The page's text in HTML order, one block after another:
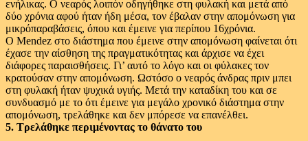
ενήλικας. Ο νεαρός λοιπόν οδηγήθηκε στη φυλακή και μετά από
δύο χρόνια αφού ήταν ήδη μέσα, τον έβαλαν στην απομόνωση για
μικρόπαραβάσεις, όπου και έμεινε για περίπου 16χρόνια.
Ο Mendez στο διάστημα που έμεινε στην απομόνωση φαίνεται ότι
έχασε την αίσθηση της πραγματικότητας και άρχισε να έχει
διάφορες παραισθήσεις. Γι’ αυτό το λόγο και οι φύλακες τον
κρατούσαν στην απομόνωση. Ωστόσο ο νεαρός άνδρας πριν μπει
στη φυλακή ήταν ψυχικά υγιής. Μετά την καταδίκη του και σε
συνδυασμό με το ότι έμεινε για μεγάλο χρονικό διάστημα στην
απομόνωση, τρελάθηκε και δεν μπόρεσε να επανέλθει.
5. Τρελάθηκε περιμένοντας το θάνατο του